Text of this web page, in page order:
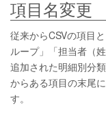
項目名変更
従来からCSVの項目
ループ」「担当者（
追加された明細別分
からある項目の末尾
す。